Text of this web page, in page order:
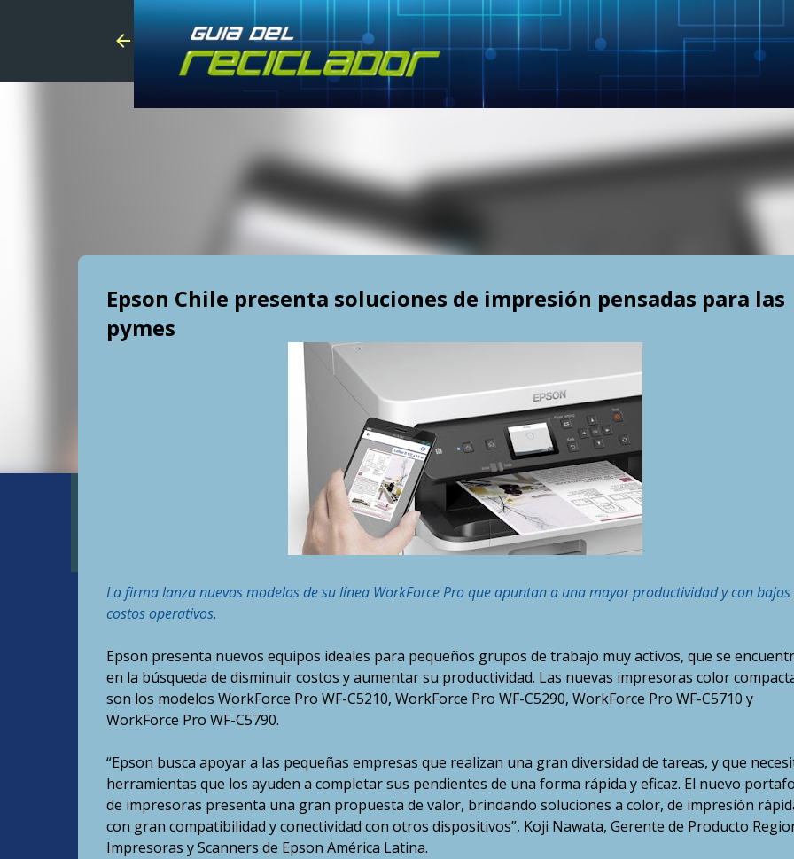
Skip to main content
Epson Chile presenta soluciones de impresión pensadas para las
pymes
La firma lanza nuevos modelos de su línea WorkForce Pro que apuntan a una mayor productividad y con bajos
costos operativos.
Epson presenta nuevos equipos ideales para pequeños grupos de trabajo muy activos, que se
en la búsqueda de disminuir costos y aumentar su productividad. Las nuevas impresoras color
son los modelos WorkForce Pro WF-C5210, WorkForce Pro WF-C5290, WorkForce Pro WF-C5710 y
WorkForce Pro WF-C5790.
“Epson busca apoyar a las pequeñas empresas que realizan una gran diversidad de tareas, y que
herramientas que los ayuden a completar sus pendientes de una forma rápida y eficaz. El nuevo
de impresoras presenta una gran propuesta de valor, brindando soluciones a color, de impresión
con gran compatibilidad y conectividad con otros dispositivos”, Koji Nawata, Gerente de Producto
Impresoras y Scanners de Epson América Latina.